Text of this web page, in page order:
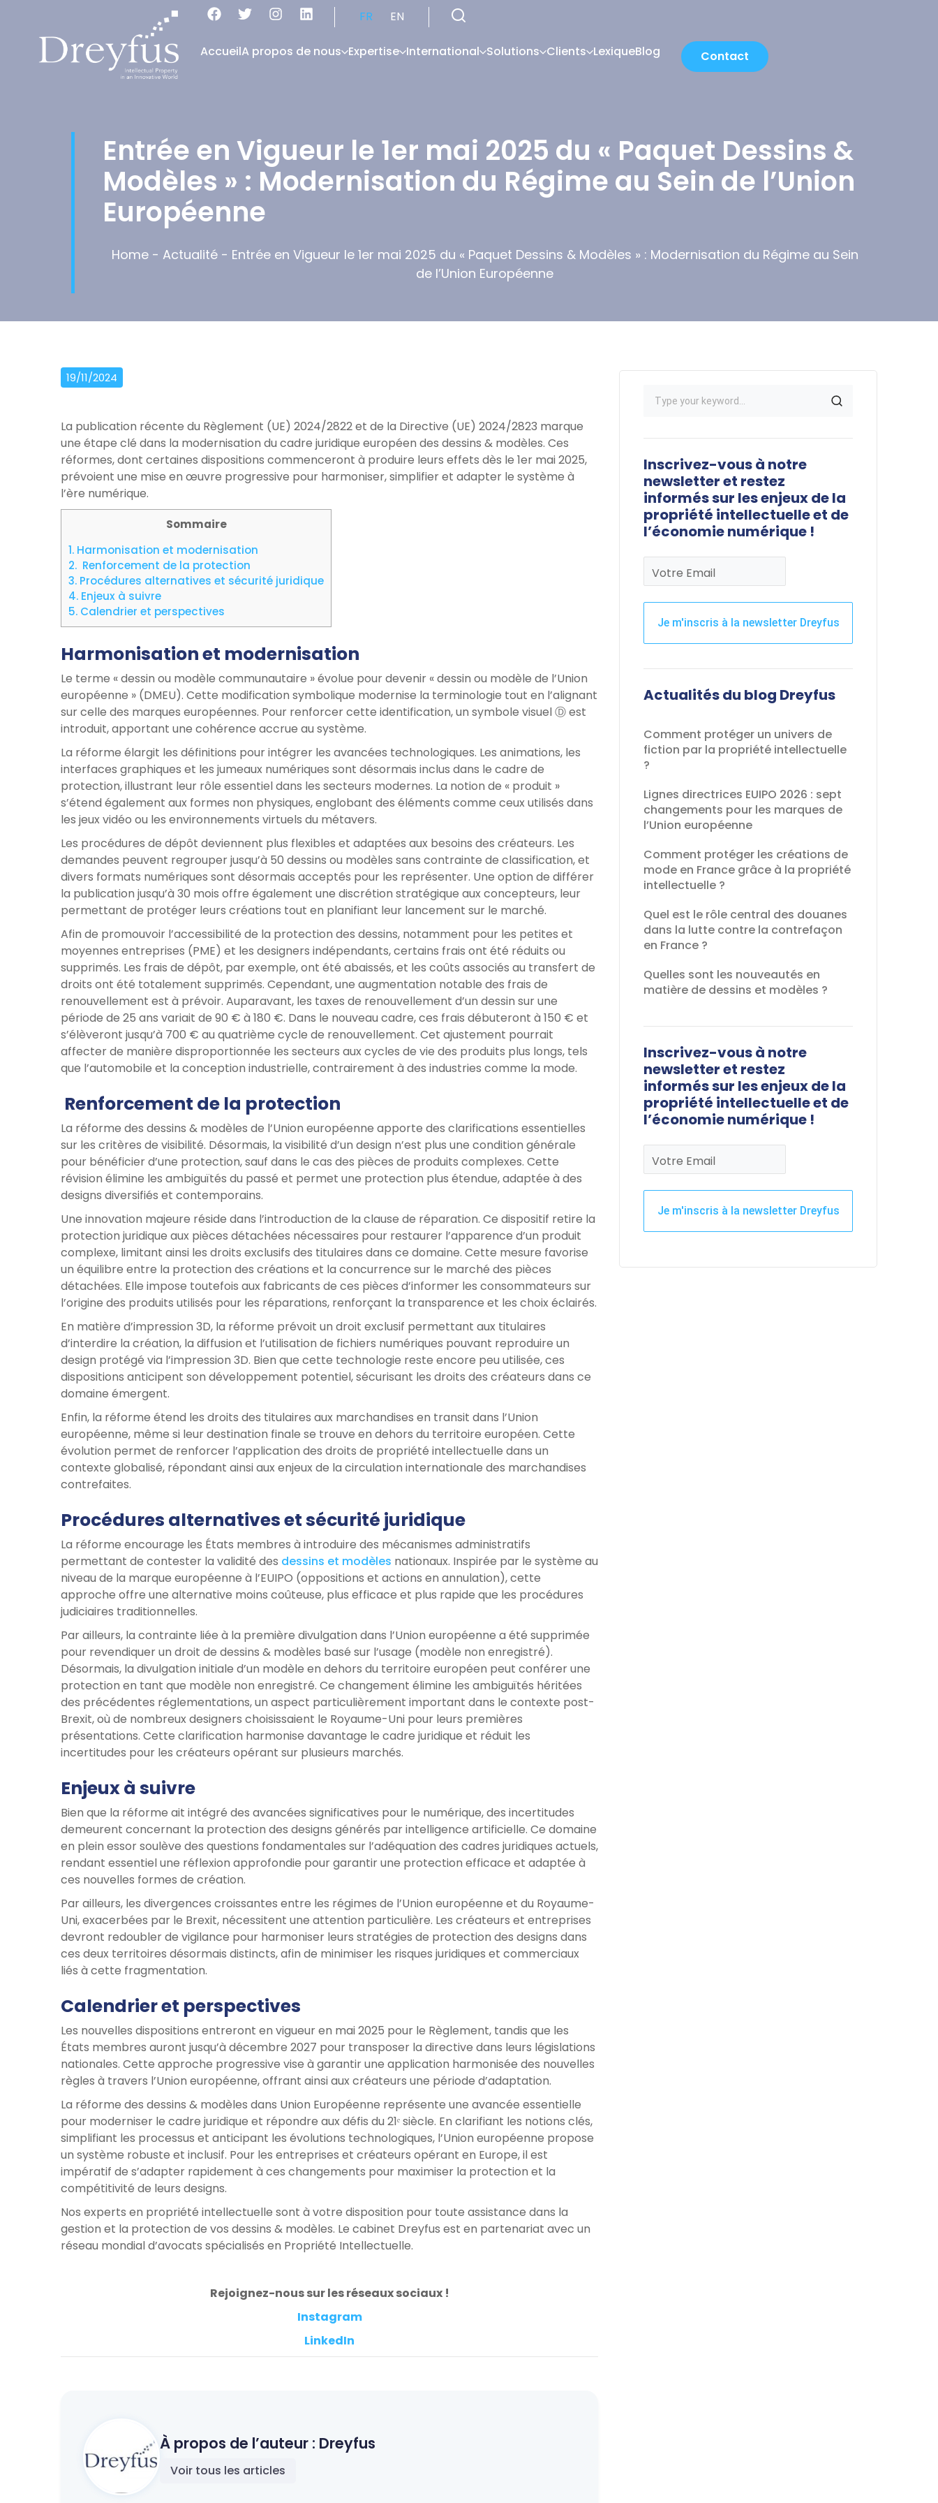
FR EN
AccueilA propos de nous Expertise International Solutions Clients LexiqueBlog Contact
Entrée en Vigueur le 1er mai 2025 du « Paquet Dessins &
Modèles » : Modernisation du Régime au Sein de l’Union
Européenne
Home- Actualité- Entrée en Vigueur le 1er mai 2025 du « Paquet Dessins & Modèles » : Modernisation du Régime au Sein
de l’Union Européenne
19/11/2024
La publication récente du Règlement (UE) 2024/2822 et de la Directive (UE) 2024/2823 marque
une étape clé dans la modernisation du cadre juridique européen des dessins & modèles. Ces
réformes, dont certaines dispositions commenceront à produire leurs effets dès le 1er mai 2025,
prévoient une mise en œuvre progressive pour harmoniser, simplifier et adapter le système à
l’ère numérique.
Sommaire
1. Harmonisation et modernisation
2. Renforcement de la protection
3. Procédures alternatives et sécurité juridique
4. Enjeux à suivre
5. Calendrier et perspectives
Harmonisation et modernisation
Le terme « dessin ou modèle communautaire » évolue pour devenir « dessin ou modèle de l’Union
européenne » (DMEU). Cette modification symbolique modernise la terminologie tout en l’alignant
sur celle des marques européennes. Pour renforcer cette identification, un symbole visuel Ⓓ est
introduit, apportant une cohérence accrue au système.
La réforme élargit les définitions pour intégrer les avancées technologiques. Les animations, les
interfaces graphiques et les jumeaux numériques sont désormais inclus dans le cadre de
protection, illustrant leur rôle essentiel dans les secteurs modernes. La notion de « produit »
s’étend également aux formes non physiques, englobant des éléments comme ceux utilisés dans
les jeux vidéo ou les environnements virtuels du métavers.
Les procédures de dépôt deviennent plus flexibles et adaptées aux besoins des créateurs. Les
demandes peuvent regrouper jusqu’à 50 dessins ou modèles sans contrainte de classification, et
divers formats numériques sont désormais acceptés pour les représenter. Une option de différer
la publication jusqu’à 30 mois offre également une discrétion stratégique aux concepteurs, leur
permettant de protéger leurs créations tout en planifiant leur lancement sur le marché.
Afin de promouvoir l’accessibilité de la protection des dessins, notamment pour les petites et
moyennes entreprises (PME) et les designers indépendants, certains frais ont été réduits ou
supprimés. Les frais de dépôt, par exemple, ont été abaissés, et les coûts associés au transfert de
droits ont été totalement supprimés. Cependant, une augmentation notable des frais de
renouvellement est à prévoir. Auparavant, les taxes de renouvellement d’un dessin sur une
période de 25 ans variait de 90 € à 180 €. Dans le nouveau cadre, ces frais débuteront à 150 € et
s’élèveront jusqu’à 700 € au quatrième cycle de renouvellement. Cet ajustement pourrait
affecter de manière disproportionnée les secteurs aux cycles de vie des produits plus longs, tels
que l’automobile et la conception industrielle, contrairement à des industries comme la mode.
Renforcement de la protection
La réforme des dessins & modèles de l’Union européenne apporte des clarifications essentielles
sur les critères de visibilité. Désormais, la visibilité d’un design n’est plus une condition générale
pour bénéficier d’une protection, sauf dans le cas des pièces de produits complexes. Cette
révision élimine les ambiguïtés du passé et permet une protection plus étendue, adaptée à des
designs diversifiés et contemporains.
Une innovation majeure réside dans l’introduction de la clause de réparation. Ce dispositif retire la
protection juridique aux pièces détachées nécessaires pour restaurer l’apparence d’un produit
complexe, limitant ainsi les droits exclusifs des titulaires dans ce domaine. Cette mesure favorise
un équilibre entre la protection des créations et la concurrence sur le marché des pièces
détachées. Elle impose toutefois aux fabricants de ces pièces d’informer les consommateurs sur
l’origine des produits utilisés pour les réparations, renforçant la transparence et les choix éclairés.
En matière d’impression 3D, la réforme prévoit un droit exclusif permettant aux titulaires
d’interdire la création, la diffusion et l’utilisation de fichiers numériques pouvant reproduire un
design protégé via l’impression 3D. Bien que cette technologie reste encore peu utilisée, ces
dispositions anticipent son développement potentiel, sécurisant les droits des créateurs dans ce
domaine émergent.
Enfin, la réforme étend les droits des titulaires aux marchandises en transit dans l’Union
européenne, même si leur destination finale se trouve en dehors du territoire européen. Cette
évolution permet de renforcer l’application des droits de propriété intellectuelle dans un
contexte globalisé, répondant ainsi aux enjeux de la circulation internationale des marchandises
contrefaites.
Procédures alternatives et sécurité juridique
La réforme encourage les États membres à introduire des mécanismes administratifs
permettant de contester la validité des dessins et modèles nationaux. Inspirée par le système au
niveau de la marque européenne à l’EUIPO (oppositions et actions en annulation), cette
approche offre une alternative moins coûteuse, plus efficace et plus rapide que les procédures
judiciaires traditionnelles.
Par ailleurs, la contrainte liée à la première divulgation dans l’Union européenne a été supprimée
pour revendiquer un droit de dessins & modèles basé sur l’usage (modèle non enregistré).
Désormais, la divulgation initiale d’un modèle en dehors du territoire européen peut conférer une
protection en tant que modèle non enregistré. Ce changement élimine les ambiguïtés héritées
des précédentes réglementations, un aspect particulièrement important dans le contexte post-
Brexit, où de nombreux designers choisissaient le Royaume-Uni pour leurs premières
présentations. Cette clarification harmonise davantage le cadre juridique et réduit les
incertitudes pour les créateurs opérant sur plusieurs marchés.
Enjeux à suivre
Bien que la réforme ait intégré des avancées significatives pour le numérique, des incertitudes
demeurent concernant la protection des designs générés par intelligence artificielle. Ce domaine
en plein essor soulève des questions fondamentales sur l’adéquation des cadres juridiques actuels,
rendant essentiel une réflexion approfondie pour garantir une protection efficace et adaptée à
ces nouvelles formes de création.
Par ailleurs, les divergences croissantes entre les régimes de l’Union européenne et du Royaume-
Uni, exacerbées par le Brexit, nécessitent une attention particulière. Les créateurs et entreprises
devront redoubler de vigilance pour harmoniser leurs stratégies de protection des designs dans
ces deux territoires désormais distincts, afin de minimiser les risques juridiques et commerciaux
liés à cette fragmentation.
Calendrier et perspectives
Les nouvelles dispositions entreront en vigueur en mai 2025 pour le Règlement, tandis que les
États membres auront jusqu’à décembre 2027 pour transposer la directive dans leurs législations
nationales. Cette approche progressive vise à garantir une application harmonisée des nouvelles
règles à travers l’Union européenne, offrant ainsi aux créateurs une période d’adaptation.
La réforme des dessins & modèles dans Union Européenne représente une avancée essentielle
pour moderniser le cadre juridique et répondre aux défis du 21ᵉ siècle. En clarifiant les notions clés,
simplifiant les processus et anticipant les évolutions technologiques, l’Union européenne propose
un système robuste et inclusif. Pour les entreprises et créateurs opérant en Europe, il est
impératif de s’adapter rapidement à ces changements pour maximiser la protection et la
compétitivité de leurs designs.
Nos experts en propriété intellectuelle sont à votre disposition pour toute assistance dans la
gestion et la protection de vos dessins & modèles. Le cabinet Dreyfus est en partenariat avec un
réseau mondial d’avocats spécialisés en Propriété Intellectuelle.
Rejoignez-nous sur les réseaux sociaux !
Instagram
LinkedIn
À propos de l’auteur : Dreyfus
Voir tous les articles
Inscrivez-vous à notre
newsletter et restez
informés sur les enjeux de la
propriété intellectuelle et de
l’économie numérique !
Votre Email
Je m'inscris à la newsletter Dreyfus
champ
devrait
vide
Actualités du blog Dreyfus
Comment protéger un univers de
fiction par la propriété intellectuelle
?
Lignes directrices EUIPO 2026 : sept
changements pour les marques de
l’Union européenne
Comment protéger les créations de
mode en France grâce à la propriété
intellectuelle ?
Quel est le rôle central des douanes
dans la lutte contre la contrefaçon
en France ?
Quelles sont les nouveautés en
matière de dessins et modèles ?
Inscrivez-vous à notre
newsletter et restez
informés sur les enjeux de la
propriété intellectuelle et de
l’économie numérique !
Votre Email
Je m'inscris à la newsletter Dreyfus